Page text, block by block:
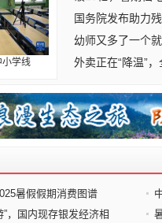
小学线
国务院发布助力
幼师又多了一个
外卖正在“降温”
暑假假期消费图谱
，国内现存银发经济相